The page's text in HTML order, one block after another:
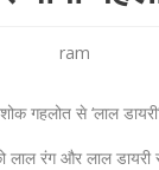
ram
गहलोत से ‘लाल
रंग और लाल